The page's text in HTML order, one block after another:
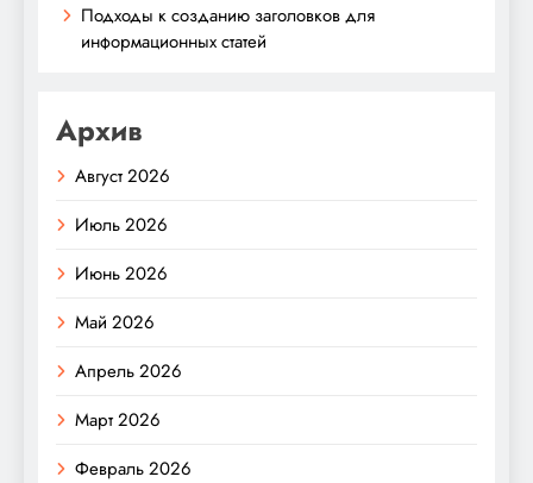
Подходы к созданию заголовков для
информационных статей
Архив
Август 2026
Июль 2026
Июнь 2026
Май 2026
Апрель 2026
Март 2026
Февраль 2026